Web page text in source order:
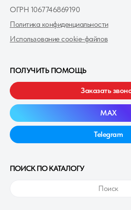
Заказать
MAXㅤ
ПОЛУЧИТЬ ПОМОЩЬ
ㅤПоискㅤ
ОГРН 1067746869190
ПОИСК ПО КАТАЛОГУ
Политика конфиденциальности
Использование cookie-файлов
Telegramㅤ